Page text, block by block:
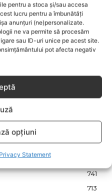
pentru a stoca și/sau accesa
lucru pentru a îmbunătăți
anunțuri (ne)personalizate.
ne va permite să procesăm
sau ID-uri unice pe acest site.
pot afecta negativ
opțiuni
Privacy Statement
fără iritații: cum alegi
perfect pentru copilul tău
mai sănătoase
de primăvară pentru
și ce donezi
741
713